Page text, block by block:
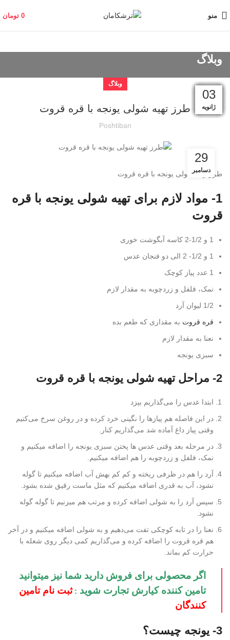
منو 0 تومان
وبلاگ
وبلاگ
طرز تهیه شولی یونجه با قره قروت
Poshtiban
29
دسامبر
طرز تهیه شولی یونجه با قره قروت
1- مواد لازم برای تهیه شولی یونجه با قره
قروت
1 و 1/2-2 کاسه آبگوشت خوری
1 و 1/2- 2 الی دو فنجان عدس
1 عدد پیاز کوچک
نمک، فلفل و زردچوبه به مقدار لازم
1/2 لیوان آرد
قره قروت به مقداری که طعم بده
نعنا به مقدار لازم
سبزی یونجه
2- مراحل تهیه شولی یونجه با قره قروت
ابتدا عدس را می‌گذاریم بپزد
در این فاصله هم پیازها را نگینی خرد کرده و در روغن سرخ می‌کنیم
وقتی پیاز داغ آماده شد می‌گذاریم کنار.
در مرحله بعد وقتی عدس ها پختن سبزی یونجه را اضافه میکنیم و
نمک، فلفل و زردچوبه را هم اضافه میکنیم.
آرد را هم در ظرفی ریخته و کم کم بهش آب اضافه میکنیم تا گوله
نشود، آب به قدری اضافه میکنیم که مثل ماست رقیق شده بشود.
سپس آرد را به شولی اضافه کرده و مرتب هم میزنیم تا گوله گوله
نشود.
نعنا را در تابه کوچکی تفت می‌دهیم و به شولی اضافه میکنیم و در آخر
هم قره قروت را اضافه کرده و می‌گذاریم کمی دیگر روی شعله با
حرارت کم بماند.
اگر محصولی برای فروش دارید شما نیز میتوانید
تامین کننده کیارش تجارت شوید :ثبت نام تامین
کنندگان
3- یونجه چیست؟
24
فوریه
13
فوریه
31
ژانویه
30
ژانویه
27
ژانویه
19
ژانویه
18
ژانویه
17
ژانویه
16
ژانویه
15
ژانویه
08
ژانویه
03
ژانویه